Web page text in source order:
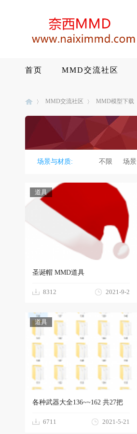
首页 MMD交流社区
MMD交流社区 MMD模型下载
场景与材质: 不限 场景
道具
圣诞帽 MMD道具
8312 2021-9-2
道具
各种武器大全136~~162 共27把
6711 2021-5-21